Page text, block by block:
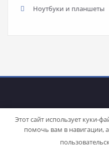
Ноутбуки и планшеты
WordPress
Этот сайт использует куки-
помочь вам в навигации,